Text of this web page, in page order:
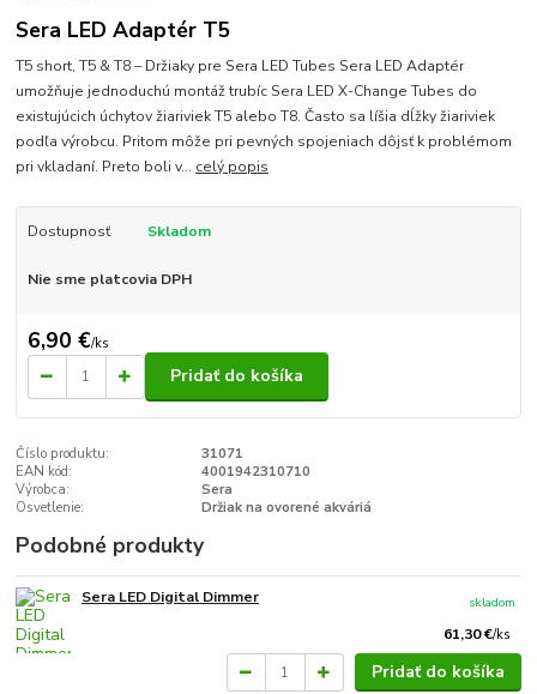
Sera LED Adaptér T5
T5 short, T5 & T8 – Držiaky pre Sera LED Tubes Sera LED Adaptér
umožňuje jednoduchú montáž trubíc Sera LED X-Change Tubes do
existujúcich úchytov žiariviek T5 alebo T8. Často sa líšia dĺžky žiariviek
podľa výrobcu. Pritom môže pri pevných spojeniach dôjsť k problémom
pri vkladaní. Preto boli v... celý popis
Dostupnosť Skladom
Nie sme platcovia DPH
6,90 €/ks
Pridať do košíka
Číslo produktu:
31071
EAN kód:
4001942310710
Výrobca:
Sera
Osvetlenie:
Držiak na ovorené akváriá
Podobné produkty
Sera LED Digital Dimmer
61,30 €/ks
skladom
Pridať do košíka